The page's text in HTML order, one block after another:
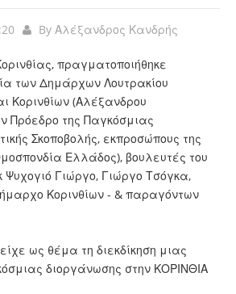
By Αλέξανδρος Κανδρής
πραγματοποιήθηκε
των Δημάρχων Λουτρακίου
Κορινθίων (Αλέξανδρου
Πρόεδρο της Παγκόσμιας
Σκοποβολής, εκπροσώπους της
Ελλάδος), βουλευτές του
Ψυχογιό Γιώργο, Γιώργο Τσόγκα,
Κορινθίων - & παραγόντων
ως θέμα τη διεκδίκηση μιας
διοργάνωσης στην ΚΟΡΙΝΘΙΑ